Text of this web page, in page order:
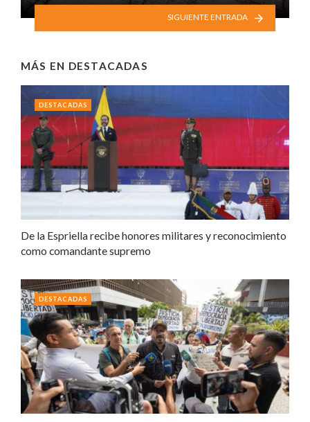
SIGUIENTE ENTRADA
MÁS EN DESTACADAS
De la Espriella recibe honores militares y reconocimiento
como comandante supremo
DESTACADAS
DESTACADAS